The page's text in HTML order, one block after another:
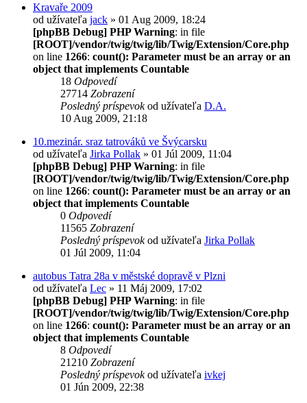
Kravaře 2009
od užívateľa jack » 01 Aug 2009, 18:24
[phpBB Debug] PHP Warning: in file
[ROOT]/vendor/twig/twig/lib/Twig/Extension/Core.php
on line 1266: count(): Parameter must be an array or an
object that implements Countable
18 Odpovedí
27714 Zobrazení
Posledný príspevokod užívateľa D.A.
10 Aug 2009, 21:18
10.mezinár. sraz tatrováků ve Švýcarsku
od užívateľa Jirka Pollak » 01 Júl 2009, 11:04
[phpBB Debug] PHP Warning: in file
[ROOT]/vendor/twig/twig/lib/Twig/Extension/Core.php
on line 1266: count(): Parameter must be an array or an
object that implements Countable
0 Odpovedí
11565 Zobrazení
Posledný príspevokod užívateľa Jirka Pollak
01 Júl 2009, 11:04
autobus Tatra 28a v městské dopravě v Plzni
od užívateľa Lec » 11 Máj 2009, 17:02
[phpBB Debug] PHP Warning: in file
[ROOT]/vendor/twig/twig/lib/Twig/Extension/Core.php
on line 1266: count(): Parameter must be an array or an
object that implements Countable
8 Odpovedí
21210 Zobrazení
Posledný príspevokod užívateľa ivkej
01 Jún 2009, 22:38